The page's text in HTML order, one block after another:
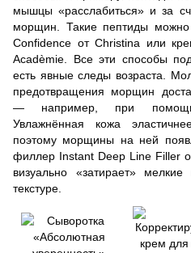
мышцы «расслабиться» и за
морщин. Такие пептиды
Confidence от Christina или
Acadèmie . Все эти способы
есть явные следы возраста.
предотвращения морщин
— например, при помощи
Увлажнённая кожа
поэтому морщины на ней
филлер Instant Deep Line Filler
визуально «затирает»
текстуре.